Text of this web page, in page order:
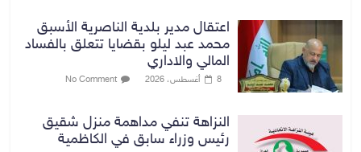
اعتقال مدير بلدية الناصرية الأسبق
محمد عبد ليلو بقضايا تتعلق بالفساد
المالي والاداري
8 أغسطس، 2026 No Comment
النزاهة تنفي مداهمة منزل شقيق
رئيس وزراء سابق في الكاظمية